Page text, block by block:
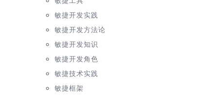
敏捷开发实践
敏捷开发方法论
敏捷开发知识
敏捷开发角色
敏捷技术实践
敏捷框架